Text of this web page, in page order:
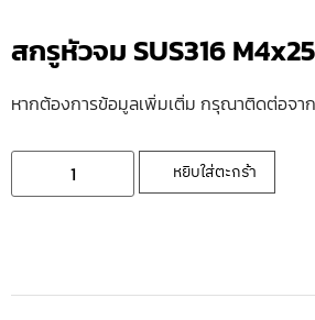
สกรูหัวจม SUS316
หากต้องการข้อมูลเพิ่มเติ่ม กรุณาติดต่อจา
หยิบใส่ตะกร้า